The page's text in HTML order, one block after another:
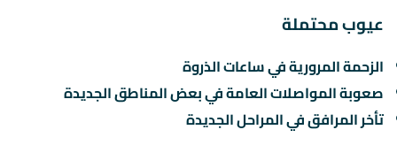
عيوب محتملة
الزحمة المرورية في ساعات الذروة
صعوبة المواصلات العامة في بعض المناطق الجديدة
تأخر المرافق في المراحل الجديدة